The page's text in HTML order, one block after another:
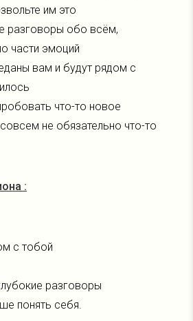
им это
разговоры обо всём,
части эмоций
вам и будут рядом с
что-то новое
не обязательно что-то
:
с тобой
разговоры
понять себя.